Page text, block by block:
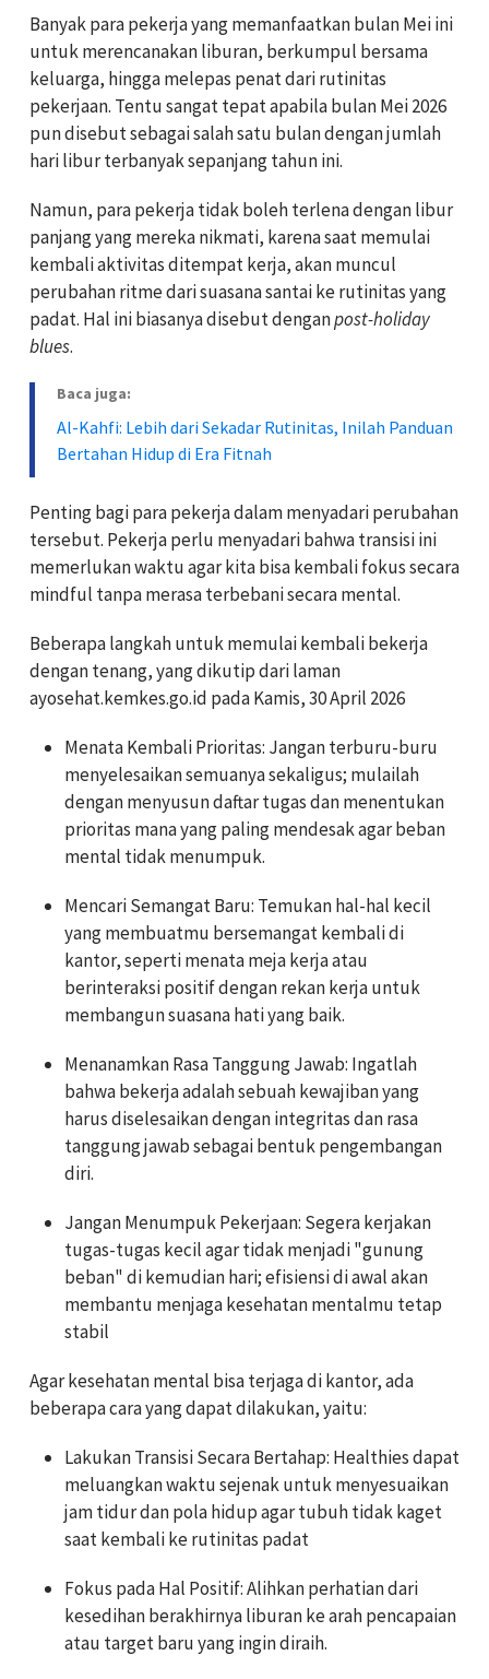
Banyak para pekerja yang memanfaatkan bulan Mei ini
untuk merencanakan liburan, berkumpul bersama
keluarga, hingga melepas penat dari rutinitas
pekerjaan. Tentu sangat tepat apabila bulan Mei 2026
pun disebut sebagai salah satu bulan dengan jumlah
hari libur terbanyak sepanjang tahun ini.
Namun, para pekerja tidak boleh terlena dengan libur
panjang yang mereka nikmati, karena saat memulai
kembali aktivitas ditempat kerja, akan muncul
perubahan ritme dari suasana santai ke rutinitas yang
padat. Hal ini biasanya disebut denganpost-holiday
blues.
Baca juga:
Al-Kahfi: Lebih dari Sekadar Rutinitas, Inilah Panduan
Bertahan Hidup di Era Fitnah
Penting bagi para pekerja dalam menyadari perubahan
tersebut. Pekerja perlu menyadari bahwa transisi ini
memerlukan waktu agar kita bisa kembali fokus secara
mindful tanpa merasa terbebani secara mental.
Beberapa langkah untuk memulai kembali bekerja
dengan tenang, yang dikutip dari laman
ayosehat.kemkes.go.id pada Kamis, 30 April 2026
Menata Kembali Prioritas: Jangan terburu-buru
menyelesaikan semuanya sekaligus; mulailah
dengan menyusun daftar tugas dan menentukan
prioritas mana yang paling mendesak agar beban
mental tidak menumpuk.
Mencari Semangat Baru: Temukan hal-hal kecil
yang membuatmu bersemangat kembali di
kantor, seperti menata meja kerja atau
berinteraksi positif dengan rekan kerja untuk
membangun suasana hati yang baik.
Menanamkan Rasa Tanggung Jawab: Ingatlah
bahwa bekerja adalah sebuah kewajiban yang
harus diselesaikan dengan integritas dan rasa
tanggung jawab sebagai bentuk pengembangan
diri.
Jangan Menumpuk Pekerjaan: Segera kerjakan
tugas-tugas kecil agar tidak menjadi "gunung
beban" di kemudian hari; efisiensi di awal akan
membantu menjaga kesehatan mentalmu tetap
stabil
Agar kesehatan mental bisa terjaga di kantor, ada
beberapa cara yang dapat dilakukan, yaitu:
Lakukan Transisi Secara Bertahap: Healthies dapat
meluangkan waktu sejenak untuk menyesuaikan
jam tidur dan pola hidup agar tubuh tidak kaget
saat kembali ke rutinitas padat
Fokus pada Hal Positif: Alihkan perhatian dari
kesedihan berakhirnya liburan ke arah pencapaian
atau target baru yang ingin diraih.